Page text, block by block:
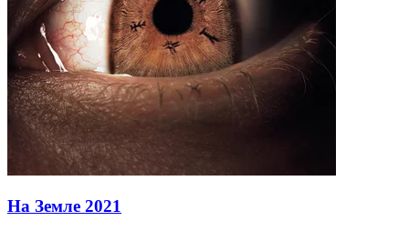
На Земле 2021